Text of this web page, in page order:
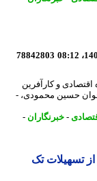
78842803
و کارآفرین
حسین محمودی، -
-خبرنگاران-
تک